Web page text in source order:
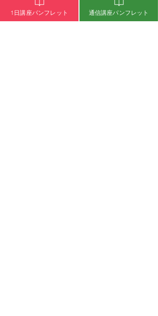
介護リハビリセラピスト資格1日講座概要
介護リハビリセラピスト1日講座WEBパンフレット
1日講座パンフレット 通信講座パンフレット